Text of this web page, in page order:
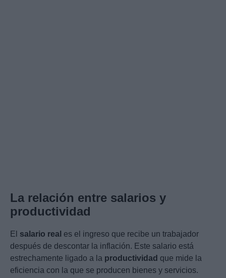
La relación entre salarios y
productividad
El salario real es el ingreso que recibe un trabajador
después de descontar la inflación. Este salario está
estrechamente ligado a la productividad que mide la
eficiencia con la que se producen bienes y servicios.